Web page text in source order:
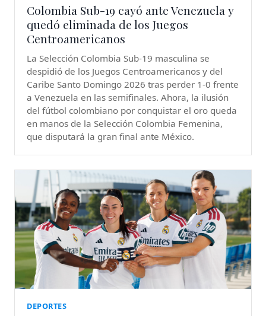
Colombia Sub-19 cayó ante Venezuela y
quedó eliminada de los Juegos
Centroamericanos
La Selección Colombia Sub-19 masculina se
despidió de los Juegos Centroamericanos y del
Caribe Santo Domingo 2026 tras perder 1-0 frente
a Venezuela en las semifinales. Ahora, la ilusión
del fútbol colombiano por conquistar el oro queda
en manos de la Selección Colombia Femenina,
que disputará la gran final ante México.
DEPORTES